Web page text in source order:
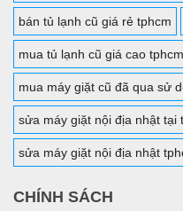
bán tủ lạnh cũ giá rẻ tphcm
mua tủ lạnh cũ giá cao tphcm
mua máy giặt cũ đã qua sử
sửa máy giặt nội địa nhật tại
sửa máy giặt nội địa nhật
CHÍNH SÁCH